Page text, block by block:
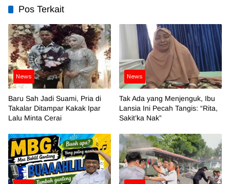
Pos Terkait
News
Baru Sah Jadi Suami, Pria di
Takalar Ditampar Kakak Ipar
Lalu Minta Cerai
News
Tak Ada yang Menjenguk, Ibu
Lansia Ini Pecah Tangis: “Rita,
Sakit’ka Nak”